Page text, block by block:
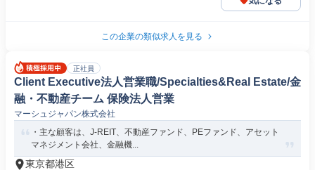
この企業の類似求人を見る
正社員
Client Executive法人営業職/Specialties&Real Estate/金
融・不動産チーム 保険法人営業
マーシュジャパン株式会社
・主な顧客は、J-REIT、不動産ファンド、PEファンド、アセット
マネジメント会社、金融機...
東京都港区